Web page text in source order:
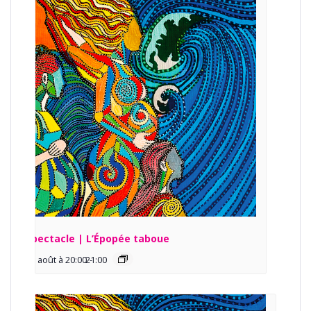
Spectacle | L’Épopée taboue
13 août à 20:00 -
21:00